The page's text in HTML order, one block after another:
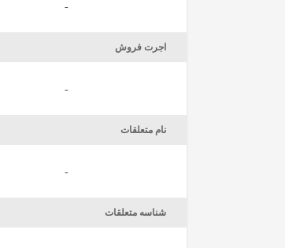
-
اجرت فروش
-
نام متعلقات
-
شناسه متعلقات